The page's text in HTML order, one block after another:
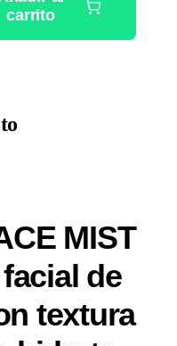
carrito
MIST
de
textura